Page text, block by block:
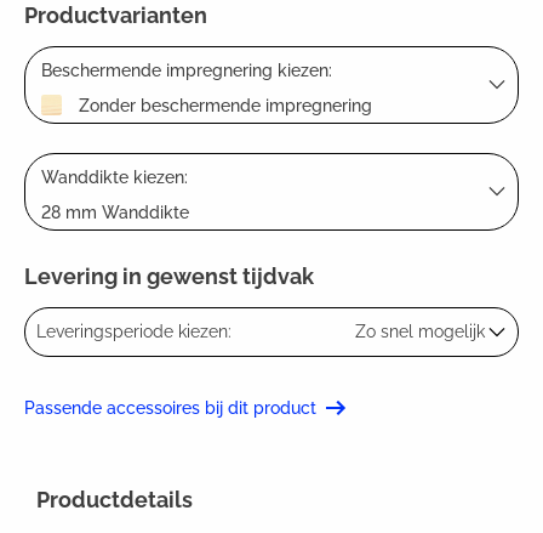
Productvarianten
Beschermende impregnering kiezen:
Zonder beschermende impregnering
Wanddikte kiezen:
28 mm Wanddikte
Levering in gewenst tijdvak
Leveringsperiode kiezen: Zo snel mogelijk
Passende accessoires bij dit product
Productdetails